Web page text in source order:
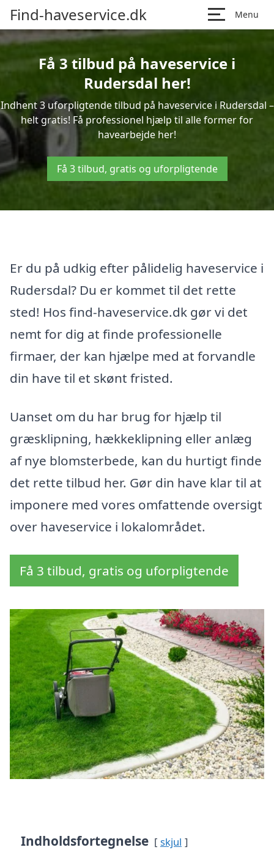
Find-haveservice.dk Menu
Få 3 tilbud på haveservice i
Rudersdal her!
Indhent 3 uforpligtende tilbud på haveservice i Rudersdal –
helt gratis! Få professionel hjælp til alle former for
havearbejde her!
Få 3 tilbud, gratis og uforpligtende
Er du på udkig efter pålidelig haveservice i
Rudersdal? Du er kommet til det rette
sted! Hos find-haveservice.dk gør vi det
nemt for dig at finde professionelle
firmaer, der kan hjælpe med at forvandle
din have til et skønt fristed.
Uanset om du har brug for hjælp til
græsklipning, hækkeklipning eller anlæg
af nye blomsterbede, kan du hurtigt finde
det rette tilbud her. Gør din have klar til at
imponere med vores omfattende oversigt
over haveservice i lokalområdet.
Få 3 tilbud, gratis og uforpligtende
Indholdsfortegnelse skjul